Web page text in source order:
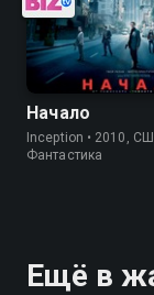
Начало
Inception • 2010,
Фантастика
Ещё в